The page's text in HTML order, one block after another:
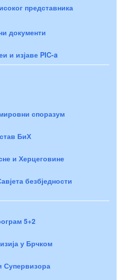
представника
документи
и изјаве PIC-a
споразум
БиХ
и Херцеговине
безбједности
5+2
у Брчком
Супервизора